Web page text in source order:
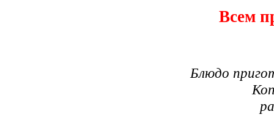
Всем
Блюдо